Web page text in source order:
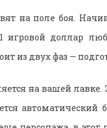
на поле боя.
игровой доллар
из двух фаз —
на вашей лавке.
автоматический